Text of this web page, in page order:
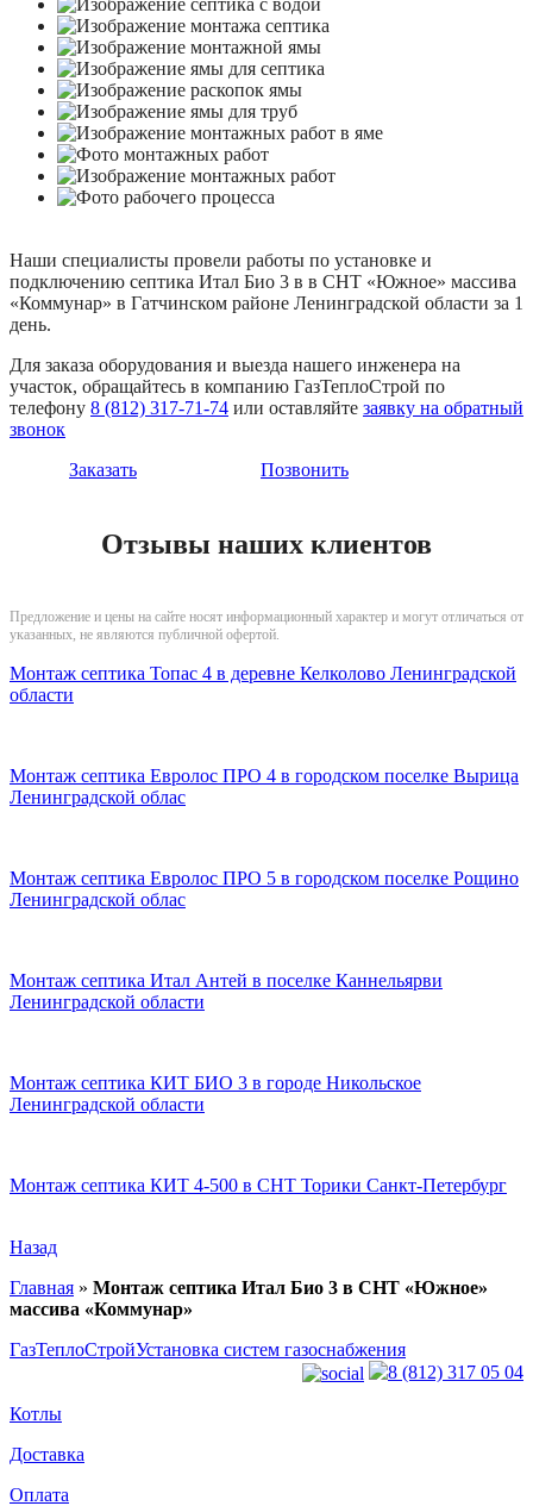
Наши специалисты провели работы по установке и
подключению септика Итал Био 3 в в СНТ «Южное» массива
«Коммунар» в Гатчинском районе Ленинградской области за 1
день.
Для заказа оборудования и выезда нашего инженера на
участок, обращайтесь в компанию ГазТеплоСтрой по
телефону 8 (812) 317-71-74 или оставляйте заявку на обратный
звонок
Заказать
Позвонить
Отзывы наших клиентов
Предложение и цены на сайте носят информационный характер и могут отличаться от
указанных, не являются публичной офертой.
Монтаж септика Топас 4 в деревне Келколово Ленинградской
области
Монтаж септика Евролос ПРО 4 в городском поселке Вырица
Ленинградской облас
Монтаж септика Евролос ПРО 5 в городском поселке Рощино
Ленинградской облас
Монтаж септика Итал Антей в поселке Каннельярви
Ленинградской области
Монтаж септика КИТ БИО 3 в городе Никольское
Ленинградской области
Монтаж септика КИТ 4-500 в СНТ Торики Санкт-Петербург
Назад
Главная » Монтаж септика Итал Био 3 в СНТ «Южное»
массива «Коммунар»
ГазТеплоСтройУстановка систем газоснабжения
8 (812) 317 05 04
Котлы
Доставка
Оплата